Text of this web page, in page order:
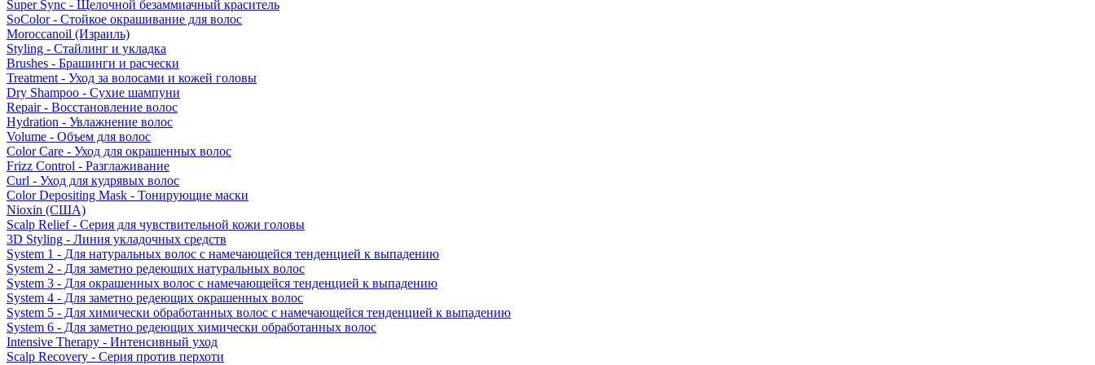
Super Sync - Щелочной безаммиачный краситель
SoColor - Стойкое окрашивание для волос
Moroccanoil (Израиль)
Styling - Стайлинг и укладка
Brushes - Брашинги и расчески
Treatment - Уход за волосами и кожей головы
Dry Shampoo - Сухие шампуни
Repair - Восстановление волос
Hydration - Увлажнение волос
Volume - Объем для волос
Color Care - Уход для окрашенных волос
Frizz Control - Разглаживание
Curl - Уход для кудрявых волос
Color Depositing Mask - Тонирующие маски
Nioxin (США)
Scalp Relief - Серия для чувствительной кожи головы
3D Styling - Линия укладочных средств
System 1 - Для натуральных волос с намечающейся тенденцией к выпадению
System 2 - Для заметно редеющих натуральных волос
System 3 - Для окрашенных волос с намечающейся тенденцией к выпадению
System 4 - Для заметно редеющих окрашенных волос
System 5 - Для химически обработанных волос с намечающейся тенденцией к выпадению
System 6 - Для заметно редеющих химически обработанных волос
Intensive Therapy - Интенсивный уход
Scalp Recovery - Серия против перхоти